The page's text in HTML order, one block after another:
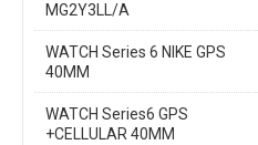
MG2Y3LL/A
WATCH Series 6 NIKE GPS
40MM
WATCH Series6 GPS
+CELLULAR 40MM